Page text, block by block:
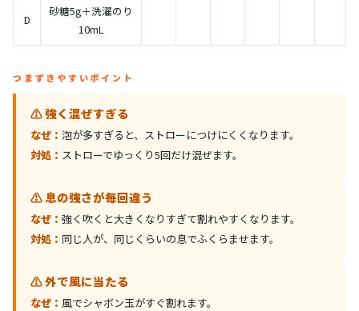
D
砂糖5g＋洗濯のり
10mL
つまずきやすいポイント
⚠️ 強く混ぜすぎる
なぜ： 泡が多すぎると、ストローにつけにくくなります。
対処： ストローでゆっくり5回だけ混ぜます。
⚠️ 息の強さが毎回違う
なぜ： 強く吹くと大きくなりすぎて割れやすくなります。
対処： 同じ人が、同じくらいの息でふくらませます。
⚠️ 外で風に当たる
なぜ： 風でシャボン玉がすぐ割れます。